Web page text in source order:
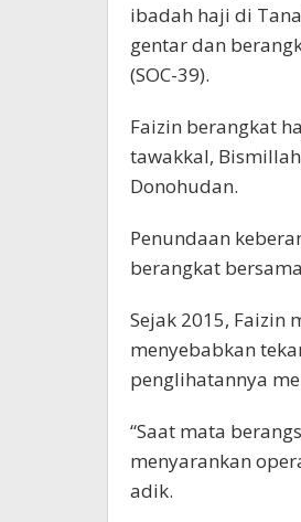
ibadah haji di
gentar dan
(SOC-39).
Faizin berangkat
tawakkal,
Donohudan.
Penundaan
berangkat
Sejak 2015,
menyebabkan
penglihatannya
“Saat mata
menyarankan
adik.